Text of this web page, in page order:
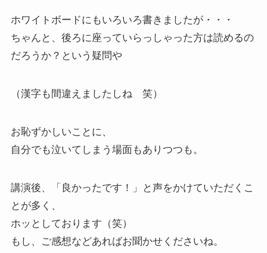
ホワイトボードにもいろいろ書きましたが・・・
ちゃんと、後ろに座っていらっしゃった方は読めるの
だろうか？という疑問や
（漢字も間違えましたしね 笑）
お恥ずかしいことに、
自分でも泣いてしまう場面もありつつも。
講演後、「良かったです！」と声をかけていただくこ
とが多く、
ホッとしております（笑）
もし、ご感想などあればお聞かせくださいね。